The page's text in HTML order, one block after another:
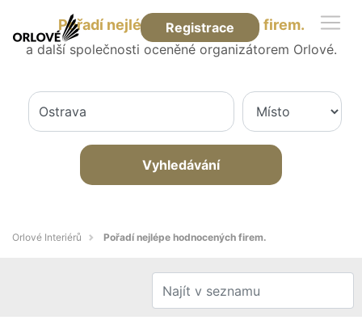
Registrace
Pořadí nejlépe hodnocených firem.
a další společnosti oceněné organizátorem Orlové.
Vyhledávání
Orlové Interiérů Pořadí nejlépe hodnocených firem.